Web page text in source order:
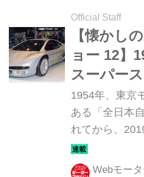
Official Staff
【懐かし
ョー 12】
スーパー
でイメー
1954年、東京
ある「全日本
れてから、
んな東京モー
時のニューモ
Webモー